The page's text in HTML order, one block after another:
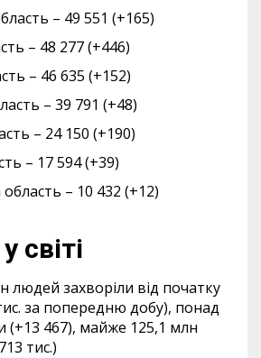
– 49 551 (+165)
– 48 277 (+446)
– 46 635 (+152)
– 39 791 (+48)
– 24 150 (+190)
– 17 594 (+39)
– 10 432 (+12)
світі
людей захворіли від початку
за попередню добу), понад
(+13 467), майже 125,1 млн
тис.)